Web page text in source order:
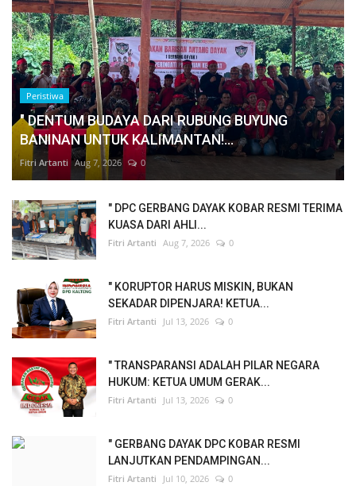
Peristiwa
" DENTUM BUDAYA DARI RUBUNG BUYUNG
BANINAN UNTUK KALIMANTAN!...
Fitri Artanti Aug 7, 2026 0
" DPC GERBANG DAYAK KOBAR RESMI TERIMA
KUASA DARI AHLI...
Fitri Artanti Aug 7, 2026 0
" KORUPTOR HARUS MISKIN, BUKAN
SEKADAR DIPENJARA! KETUA...
Fitri Artanti Jul 13, 2026 0
" TRANSPARANSI ADALAH PILAR NEGARA
HUKUM: KETUA UMUM GERAK...
Fitri Artanti Jul 13, 2026 0
" GERBANG DAYAK DPC KOBAR RESMI
LANJUTKAN PENDAMPINGAN...
Fitri Artanti Jul 10, 2026 0